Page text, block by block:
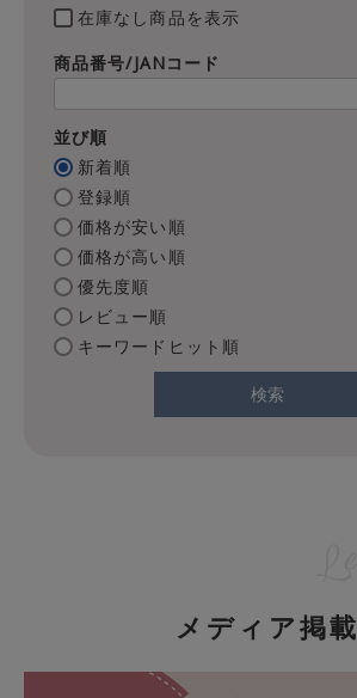
在庫なし商品を表示
商品番号/JANコード
並び順
新着順
登録順
価格が安い順
価格が高い順
優先度順
レビュー順
キーワードヒット順
検索
メディア掲載